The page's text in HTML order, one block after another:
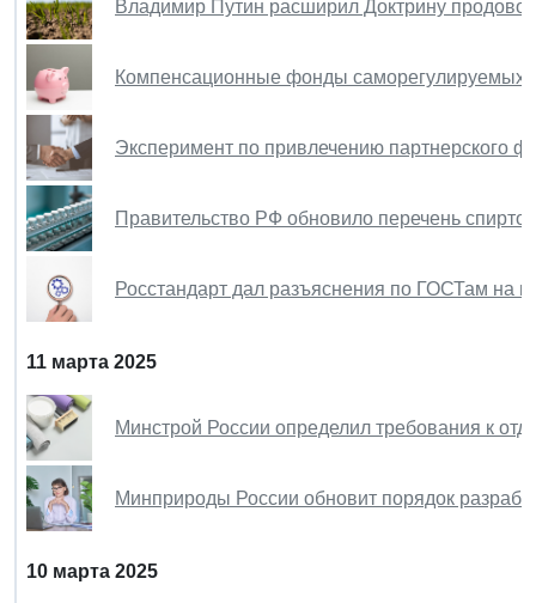
Владимир Путин расширил Доктрину
Компенсационные фонды саморегулируемых
Эксперимент по привлечению партнерского
Правительство РФ обновило перечень
Росстандарт дал разъяснения по ГОСТам на
11 марта 2025
Минстрой России определил требования к
Минприроды России обновит порядок
10 марта 2025